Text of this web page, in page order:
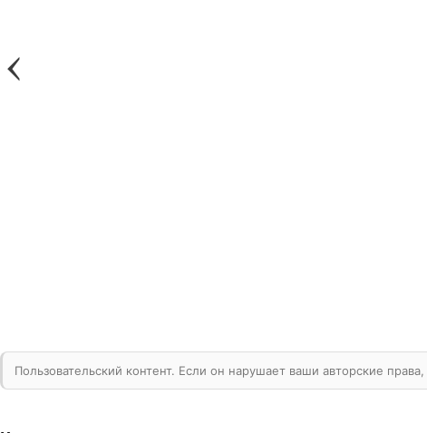
Пользовательский контент. Если он нарушает ваши авторские права,